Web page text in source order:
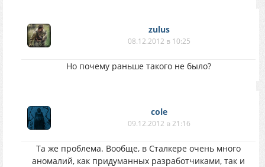
zulus
08.12.2012 в 10:25
Но почему раньше такого не было?
cole
09.12.2012 в 21:16
Та же проблема. Вообще, в Сталкере очень много
аномалий, как придуманных разработчиками, так и